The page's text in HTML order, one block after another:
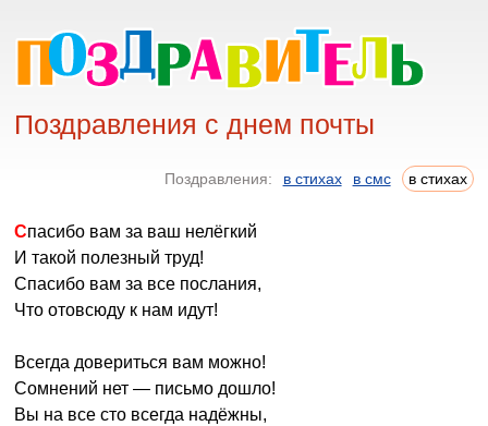
Поздравления с днем почты
Поздравления: в стихах в смс в стихах
Спасибо вам за ваш нелёгкий
И такой полезный труд!
Спасибо вам за все послания,
Что отовсюду к нам идут!
Всегда довериться вам можно!
Сомнений нет — письмо дошло!
Вы на все сто всегда надёжны,